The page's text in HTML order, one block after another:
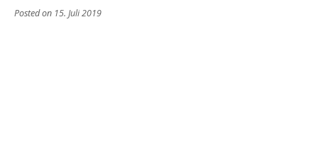
Posted on 15. Juli 2019